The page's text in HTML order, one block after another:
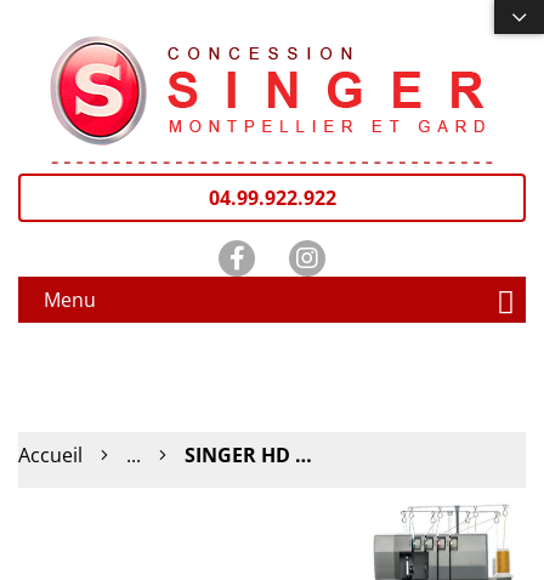
04.99.922.922
Menu
Accueil ... SINGER HD 405 S